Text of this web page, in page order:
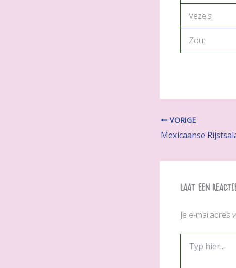
Vezels
Zout
VORIGE
Mexicaanse
Laat een
Je e-mailadres
hier...